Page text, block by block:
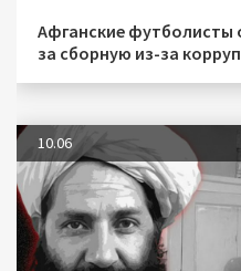
Афганские футболисты
за сборную из-за
10.06